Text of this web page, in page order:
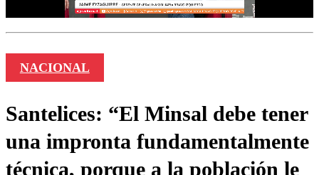
NACIONAL
Santelices: “El Minsal debe tener
una impronta fundamentalmente
técnica, porque a la población le